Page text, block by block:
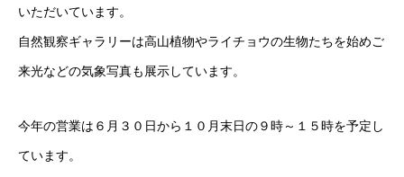
いただいています。
自然観察ギャラリーは高山植物やライチョウの生物たちを始めご
来光などの気象写真も展示しています。
今年の営業は６月３０日から１０月末日の９時～１５時を予定し
ています。